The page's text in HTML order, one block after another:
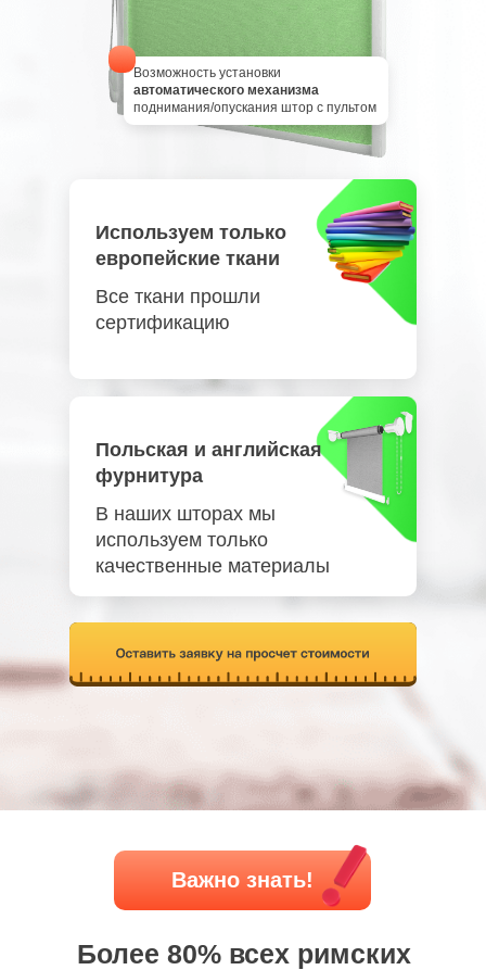
Используем только
европейские ткани
Все ткани прошли
сертификацию
Польская и английская
фурнитура
В наших шторах мы
используем только
качественные материалы
Возможность установки
автоматического механизма
поднимания/опускания штор с пультом
Более 80% всех римских
Важно знать!